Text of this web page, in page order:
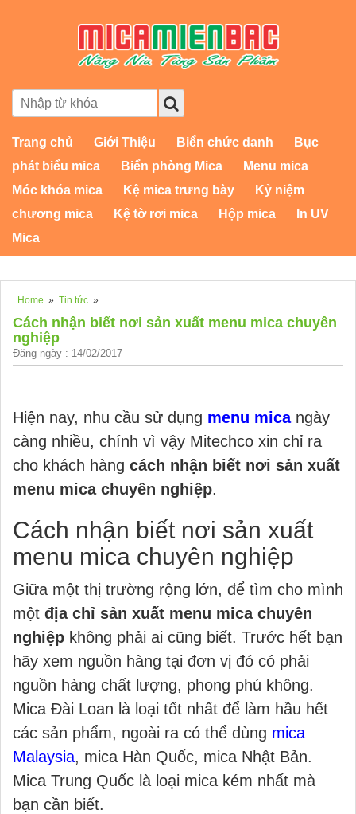
Trang chủ Giới Thiệu Biển chức danh
Bục
phát biểu mica
Biển phòng Mica
Menu mica
Móc khóa mica
Kệ mica trưng bày
Kỷ niệm
chương mica
Kệ tờ rơi mica Hộp mica
In UV
Mica
Home » Tin tức »
Cách nhận biết nơi sản xuất menu mica chuyên
nghiệp
Đăng ngày : 14/02/2017
Hiện nay, nhu cầu sử dụng menu micangày
càng nhiều, chính vì vậy Mitechco xin chỉ ra
cho khách hàng cách nhận biết nơi sản xuất
menu mica chuyên nghiệp.
Cách nhận biết nơi sản xuất
menu mica chuyên nghiệp
Giữa một thị trường rộng lớn, để tìm cho mình
một địa chỉ sản xuất menu mica chuyên
nghiệp không phải ai cũng biết. Trước hết bạn
hãy xem nguồn hàng tại đơn vị đó có phải
nguồn hàng chất lượng, phong phú không.
Mica Đài Loan là loại tốt nhất để làm hầu hết
các sản phẩm, ngoài ra có thể dùng mica
Malaysia, mica Hàn Quốc, mica Nhật Bản.
Mica Trung Quốc là loại mica kém nhất mà
bạn cần biết.